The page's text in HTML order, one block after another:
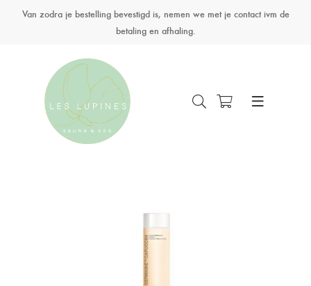
Van zodra je bestelling bevestigd is, nemen we met je contact ivm de
betaling en afhaling.